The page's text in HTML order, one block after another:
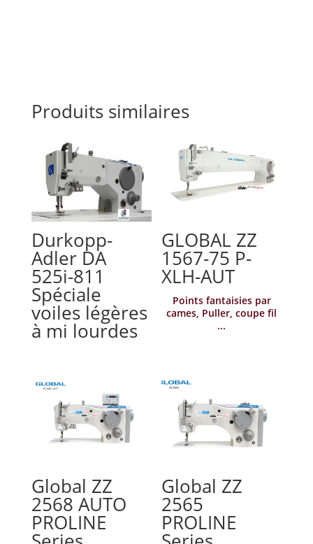
Produits similaires
Durkopp-
Adler DA
525i-811
Spéciale
voiles légères
à mi lourdes
GLOBAL ZZ
1567-75 P-
XLH-AUT
Points fantaisies par
cames, Puller, coupe fil
...
Global ZZ
2568 AUTO
PROLINE
Global ZZ
2565
PROLINE